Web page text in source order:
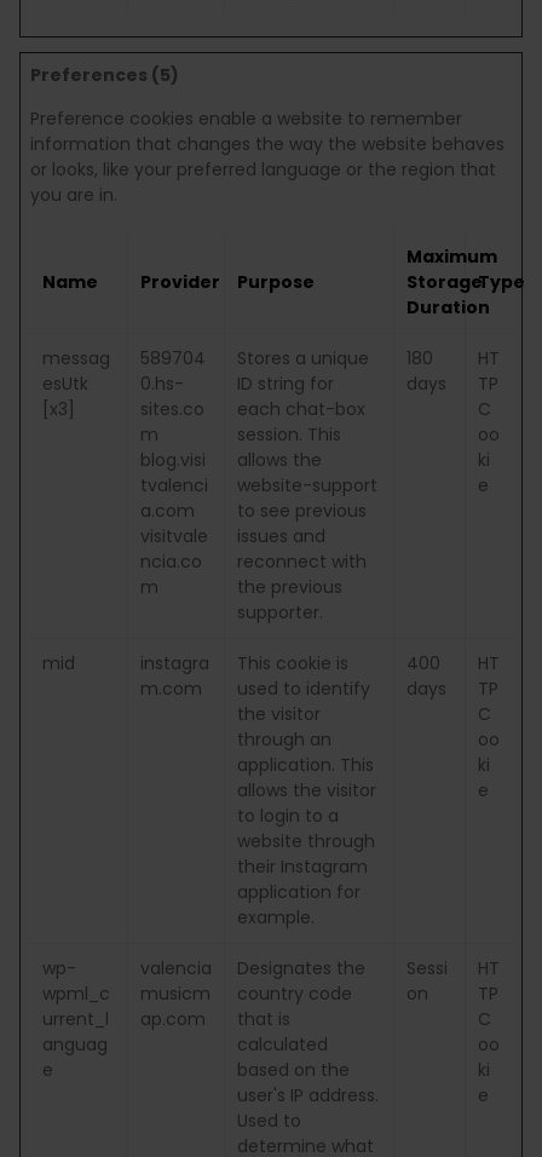
Preferences (5)
Preference cookies enable a website to remember
information that changes the way the website behaves
or looks, like your preferred language or the region that
you are in.
Name Provider Purpose
Maximum
Storage
Duration
Type
messag
esUtk
[x3]
589704
0.hs-
sites.co
m
blog.visi
tvalenci
a.com
visitvale
ncia.co
m
Stores a unique
ID string for
each chat-box
session. This
allows the
website-support
to see previous
issues and
reconnect with
the previous
supporter.
180
days
HT
TP
C
oo
ki
e
mid
instagra
m.com
This cookie is
used to identify
the visitor
through an
application. This
allows the visitor
to login to a
website through
their Instagram
application for
example.
400
days
HT
TP
C
oo
ki
e
wp-
wpml_c
urrent_l
anguag
e
valencia
musicm
ap.com
Designates the
country code
that is
calculated
based on the
user's IP address.
Used to
determine what
Sessi
on
HT
TP
C
oo
ki
e